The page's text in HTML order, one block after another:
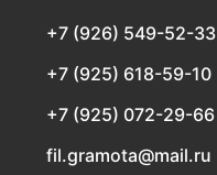
+7 (926) 549-52-33
+7 (925) 618-59-10
+7 (925) 072-29-66
fil.gramota@mail.ru